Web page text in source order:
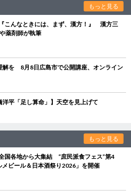
もっと見る
こんなときには、まず、漢方！』 漢方三
薬剤師が執筆
解を 8月8日広島市で公開講座、オンライン
洋平「足し算命」】天空を見上げて
もっと見る
国各地から大集結 “庶民派食フェス”第4
メビール＆日本酒祭り2026」を開催